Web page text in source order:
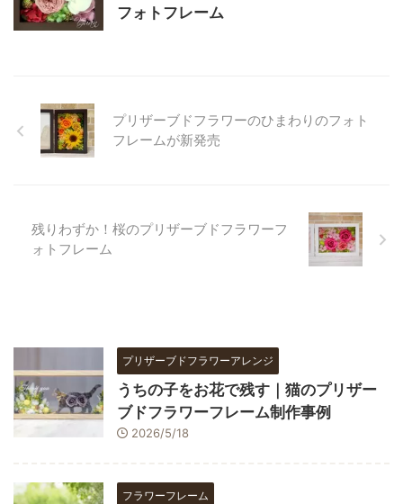
フォトフレーム
プリザーブドフラワーのひまわりのフォト
フレームが新発売
残りわずか！桜のプリザーブドフラワーフ
ォトフレーム
プリザーブドフラワーアレンジ
うちの子をお花で残す｜猫のプリザー
ブドフラワーフレーム制作事例
2026/5/18
フラワーフレーム